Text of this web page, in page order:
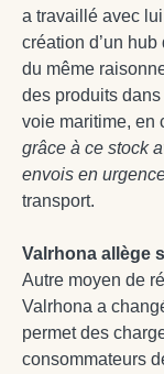
a travaillé avec
création d’un
du même
des produits
voie maritime, en
grâce à ce stock
envois en
transport.
Valrhona allège
Autre moyen de
Valrhona a
permet des
consommateurs